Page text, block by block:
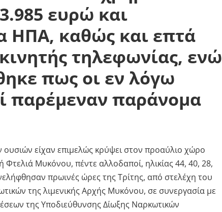
ευρώ και
ΗΠΑ, καθώς και επτά
τηλεφωνίας, ενώ
πως οι εν λόγω
παρέμεναν παράνομα
είχαν επιμελώς κρύψει στον προαύλιο χώρο
Φτελιά Μυκόνου, πέντε αλλοδαποί, ηλικίας 44, 40, 28,
πρωινές ώρες της Τρίτης, από στελέχη του
της λιμενικής Αρχής Μυκόνου, σε συνεργασία με
της Υποδιεύθυνσης Δίωξης Ναρκωτικών